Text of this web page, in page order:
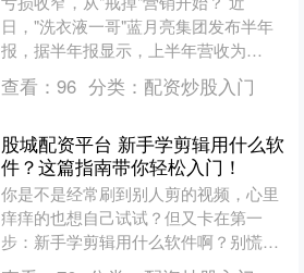
日，"洗衣液一哥"蓝月亮集团发布半年
报，据半年报显示，上半年营收为
30.37 亿港元，较去年同期微降
3.01%，同时，期内....
查看： 96 分类： 配资炒股入门
股城配资平台 新手学剪辑用什么软
件？这篇指南带你轻松入门！
你是不是经常刷到别人剪的视频，心里
痒痒的也想自己试试？但又卡在第一
步：新手学剪辑用什么软件啊？别慌，
今天我就用大白话跟你聊聊，哪些软件